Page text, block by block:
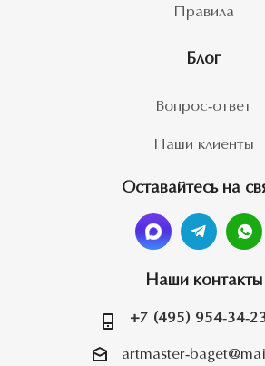
Правила
Блог
Вопрос-ответ
Наши клиенты
Оставайтесь на
Наши контакты
+7 (495) 954-34-
artmaster-